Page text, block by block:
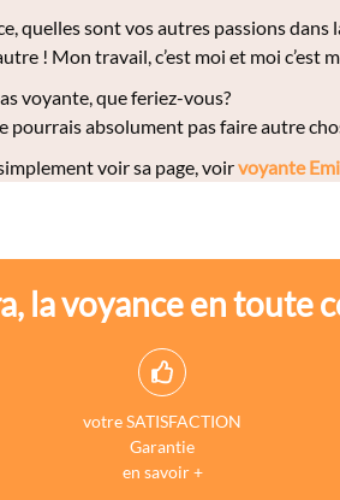
quelles sont vos autres passions dans
! Mon travail, c’est moi et moi c’est
voyante, que feriez-vous?
pourrais absolument pas faire autre
voir sa page, voirvoyante
la voyance en toute
votre SATISFACTION
Garantie
en savoir +